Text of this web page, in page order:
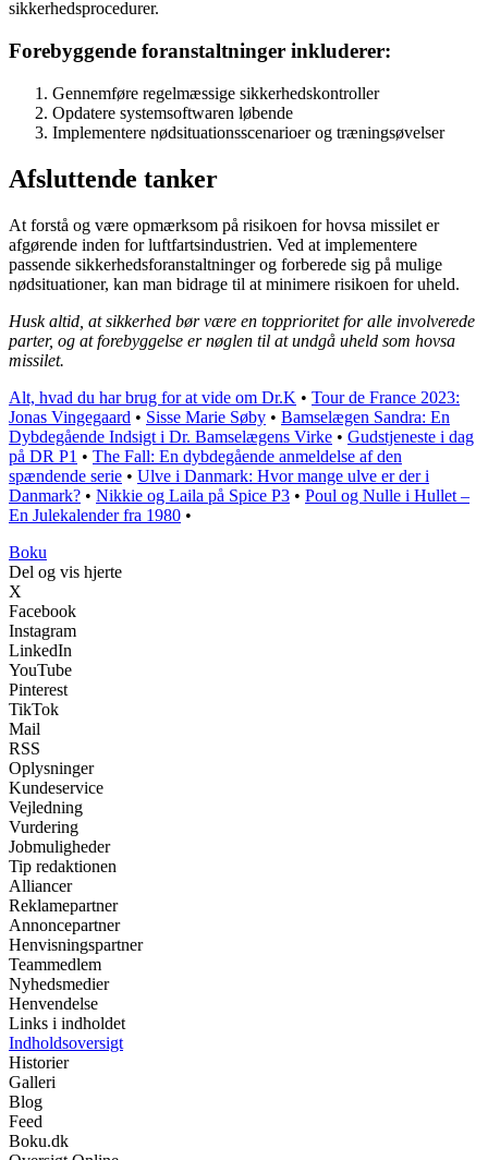
sikkerhedsprocedurer.
Forebyggende foranstaltninger inkluderer:
Gennemføre regelmæssige sikkerhedskontroller
Opdatere systemsoftwaren løbende
Implementere nødsituationsscenarioer og træningsøvelser
Afsluttende tanker
At forstå og være opmærksom på risikoen for hovsa missilet er
afgørende inden for luftfartsindustrien. Ved at implementere
passende sikkerhedsforanstaltninger og forberede sig på mulige
nødsituationer, kan man bidrage til at minimere risikoen for uheld.
Husk altid, at sikkerhed bør være en topprioritet for alle involverede
parter, og at forebyggelse er nøglen til at undgå uheld som hovsa
missilet.
Alt, hvad du har brug for at vide om Dr.K • Tour de France 2023:
Jonas Vingegaard • Sisse Marie Søby • Bamselægen Sandra: En
Dybdegående Indsigt i Dr. Bamselægens Virke • Gudstjeneste i dag
på DR P1 • The Fall: En dybdegående anmeldelse af den
spændende serie • Ulve i Danmark: Hvor mange ulve er der i
Danmark? • Nikkie og Laila på Spice P3 • Poul og Nulle i Hullet –
En Julekalender fra 1980 •
Boku
Del og vis hjerte
X
Facebook
Instagram
LinkedIn
YouTube
Pinterest
TikTok
Mail
RSS
Oplysninger
Kundeservice
Vejledning
Vurdering
Jobmuligheder
Tip redaktionen
Alliancer
Reklamepartner
Annoncepartner
Henvisningspartner
Teammedlem
Nyhedsmedier
Henvendelse
Links i indholdet
Indholdsoversigt
Historier
Galleri
Blog
Feed
Boku.dk